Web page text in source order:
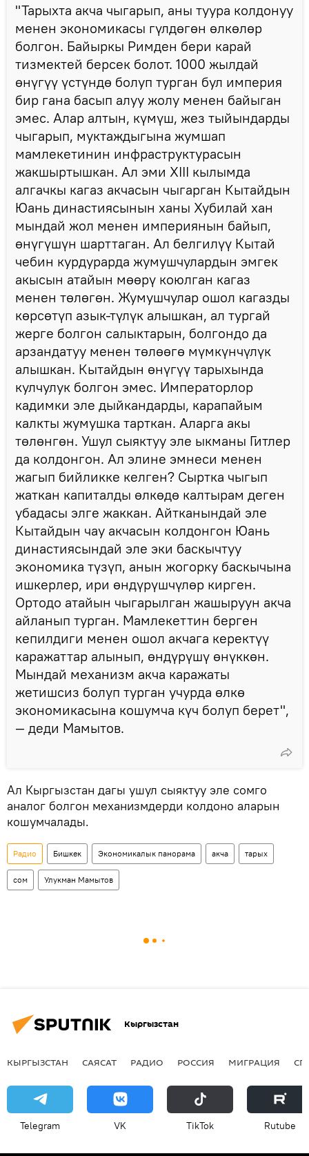
"Тарыхта акча чыгарып, аны туура колдонуу
менен экономикасы гүлдөгөн өлкөлөр
болгон. Байыркы Римден бери карай
тизмектей берсек болот. 1000 жылдай
өнүгүү үстүндө болуп турган бул империя
бир гана басып алуу жолу менен байыган
эмес. Алар алтын, күмүш, жез тыйындарды
чыгарып, муктаждыгына жумшап
мамлекетинин инфраструктурасын
жакшыртышкан. Ал эми XIII кылымда
алгачкы кагаз акчасын чыгарган Кытайдын
Юань династиясынын ханы Хубилай хан
мындай жол менен империянын байып,
өнүгүшүн шарттаган. Ал белгилүү Кытай
чебин курдурарда жумушчулардын эмгек
акысын атайын мөөрү коюлган кагаз
менен төлөгөн. Жумушчулар ошол кагазды
көрсөтүп азык-түлүк алышкан, ал тургай
жерге болгон салыктарын, болгондо да
арзандатуу менен төлөөгө мүмкүнчүлүк
алышкан. Кытайдын өнүгүү тарыхында
кулчулук болгон эмес. Императорлор
кадимки эле дыйкандарды, карапайым
калкты жумушка тарткан. Аларга акы
төлөнгөн. Ушул сыяктуу эле ыкманы Гитлер
да колдонгон. Ал элине эмнеси менен
жагып бийликке келген? Сыртка чыгып
жаткан капиталды өлкөдө калтырам деген
убадасы элге жаккан. Айтканындай эле
Кытайдын чау акчасын колдонгон Юань
династиясындай эле эки баскычтуу
экономика түзүп, анын жогорку баскычына
ишкерлер, ири өндүрүшчүлөр кирген.
Ортодо атайын чыгарылган жашыруун акча
айланып турган. Мамлекеттин берген
кепилдиги менен ошол акчага керектүү
каражаттар алынып, өндүрүшү өнүккөн.
Мындай механизм акча каражаты
жетишсиз болуп турган учурда өлкө
экономикасына кошумча күч болуп берет",
— деди Мамытов.
Ал Кыргызстан дагы ушул сыяктуу эле сомго
аналог болгон механизмдерди колдоно аларын
кошумчалады.
Радио Бишкек Экономикалык панорама акча тарых
сом Улукман Мамытов
Кыргызстан
КЫРГЫЗСТАН САЯСАТ РАДИО РОССИЯ МИГРАЦИЯ
Telegram VK ТikТоk Rutube